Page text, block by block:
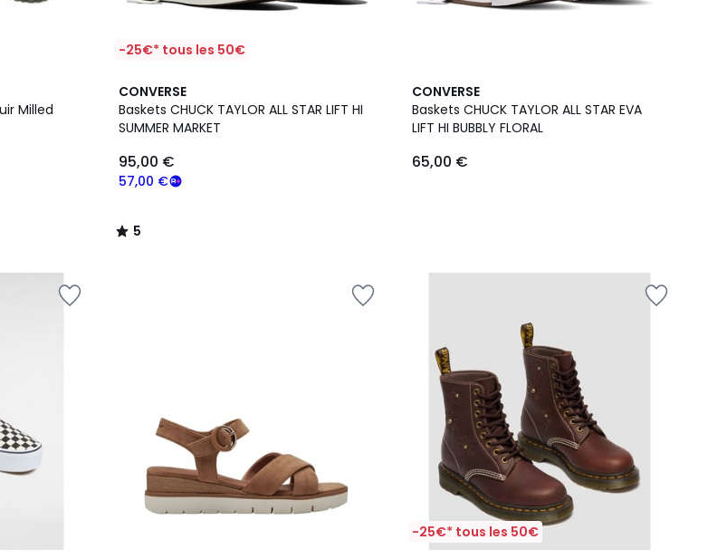
Milled
-25€* tous les 50€
CONVERSE
Baskets CHUCK TAYLOR ALL STAR LIFT HI
SUMMER MARKET
57,00 €
95,00 €
5
/
5
5
/
CONVERSE
Baskets CHUCK TAYLOR ALL STAR EVA
LIFT HI BUBBLY FLORAL
65,00 €
-25€* tous les 50€